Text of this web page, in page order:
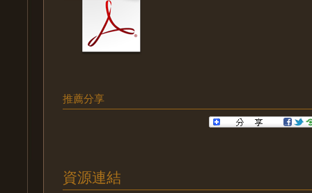
推薦分享
資源連結